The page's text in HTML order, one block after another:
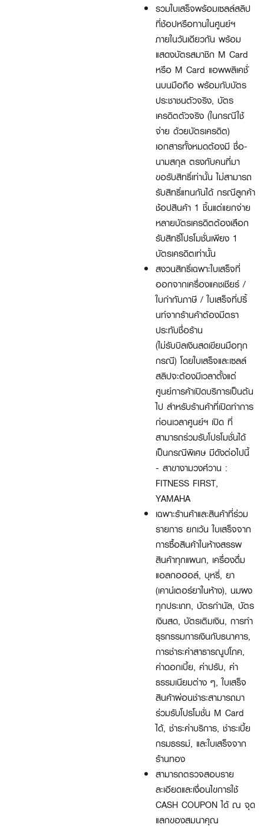
รวมใบเสร็จพร้อมเซลล์สลิป
ที่ช้อปหรือทานในศูนย์ฯ
ภายในวันเดียวกัน พร้อม
แสดงบัตรสมาชิก M Card
หรือ M Card แอพพลิเคชั่
นบนมือถือ พร้อมกับบัตร
ประชาชนตัวจริง, บัตร
เครดิตตัวจริง (ในกรณีใช้
จ่าย ด้วยบัตรเครดิต)
เอกสารทั้งหมดต้องมี ชื่อ-
นามสกุล ตรงกับคนที่มา
ขอรับสิทธิ์เท่านั้น ไม่สามารถ
รับสิทธิ์แทนกันได้ กรณีลูกค้า
ช้อปสินค้า 1 ชิ้นแต่แยกจ่าย
หลายบัตรเครดิตต้องเลือก
รับสิทธิ์โปรโมชั่นเพียง 1
บัตรเครดิตเท่านั้น
สงวนสิทธิ์เฉพาะใบเสร็จที่
ออกจากเครื่องแคชเชียร์ /
ใบกำกับภาษี / ใบเสร็จที่ปริ้
นท์จากร้านค้าต้องมีตรา
ประทับชื่อร้าน
(ไม่รับบิลเงินสดเขียนมือทุก
กรณี) โดยใบเสร็จและเซลล์
สลิปจะต้องมีเวลาตั้งแต่
ศูนย์การค้าเปิดบริการเป็นต้น
ไป สำหรับร้านค้าที่เปิดทำการ
ก่อนเวลาศูนย์ฯ เปิด ที่
สามารถร่วมรับโปรโมชั่นได้
เป็นกรณีพิเศษ มีดังต่อไปนี้
- สาขางามวงศ์วาน :
FITNESS FIRST,
YAMAHA
เฉพาะร้านค้าและสินค้าที่ร่วม
รายการ ยกเว้น ใบเสร็จจาก
การซื้อสินค้าในห้างสรรพ
สินค้าทุกแผนก, เครื่องดื่ม
แอลกอฮอล์, บุหรี่, ยา
(เคาน์เตอร์ยาในห้าง), นมผง
ทุกประเภท, บัตรกำนัล, บัตร
เงินสด, บัตรเติมเงิน, การทำ
ธุรกรรมการเงินกับธนาคาร,
การชำระค่าสาธารณูปโภค,
ค่าดอกเบี้ย, ค่าปรับ, ค่า
ธรรมเนียมต่าง ๆ, ใบเสร็จ
สินค้าผ่อนชำระสามารถมา
ร่วมรับโปรโมชั่น M Card
ได้, ชำระค่าบริการ, ชำระเบี้ย
กรมธรรม์, และใบเสร็จจาก
ร้านทอง
สามารถตรวจสอบราย
ละเอียดและเงื่อนไขการใช้
CASH COUPON ได้ ณ จุด
แลกของสมนาคุณ